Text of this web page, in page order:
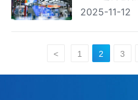
源管理，构
2025-11-12
< 1 2 3